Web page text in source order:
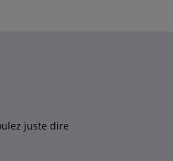
juste dire